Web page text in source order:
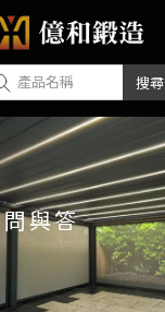
與答